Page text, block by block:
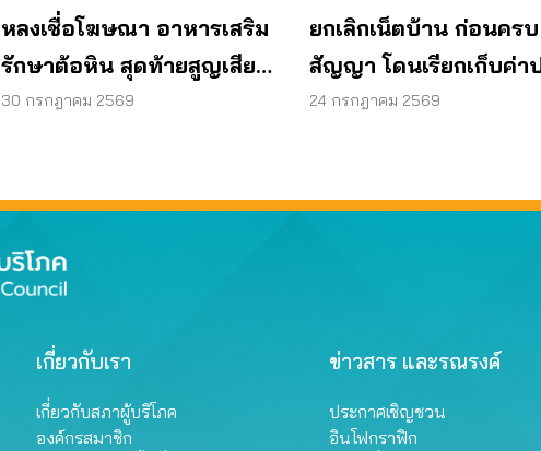
หลงเชื่อโฆษณา อาหารเสริม
รักษาต้อหิน สุดท้ายสูญเสียด
วงตา 1 ข้าง
30 กรกฎาคม 2569
ยกเลิกเน็ตบ้าน ก่อนครบ
สัญญา โดนเรียกเก็บค่า
ผู้บริโภคไม่ต้องจ่าย
24 กรกฎาคม 2569
เกี่ยวกับเรา
เกี่ยวกับสภาผู้บริโภค
องค์กรสมาชิก
ข่าวสาร และรณรงค์
ประกาศเชิญชวน
อินโฟกราฟิก